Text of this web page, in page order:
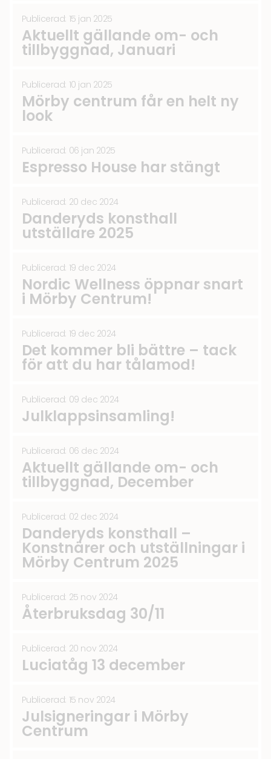
Publicerad: 15 jan 2025
Aktuellt gällande om- och
tillbyggnad, Januari
Publicerad: 10 jan 2025
Mörby centrum får en helt ny
look
Publicerad: 06 jan 2025
Espresso House har stängt
Publicerad: 20 dec 2024
Danderyds konsthall
utställare 2025
Publicerad: 19 dec 2024
Nordic Wellness öppnar snart
i Mörby Centrum!
Publicerad: 19 dec 2024
Det kommer bli bättre – tack
för att du har tålamod!
Publicerad: 09 dec 2024
Julklappsinsamling!
Publicerad: 06 dec 2024
Aktuellt gällande om- och
tillbyggnad, December
Publicerad: 02 dec 2024
Danderyds konsthall –
Konstnärer och utställningar i
Mörby Centrum 2025
Publicerad: 25 nov 2024
Återbruksdag 30/11
Publicerad: 20 nov 2024
Luciatåg 13 december
Publicerad: 15 nov 2024
Julsigneringar i Mörby
Centrum